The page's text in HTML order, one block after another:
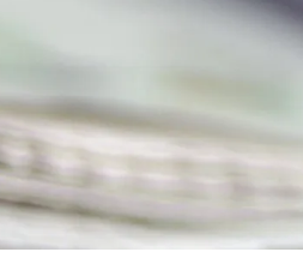
climatique